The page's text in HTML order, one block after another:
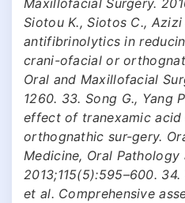
Siotou K., Siotos C.,
antifibrinolytics in
crani-ofacial or
Oral and Maxillofacial
1260. 33. Song G., Yang
effect of tranexamic
orthognathic sur-gery.
Medicine, Oral Pathology
2013;115(5):595–600. 34.
et al. Comprehensive